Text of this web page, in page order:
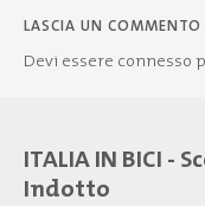
LASCIA UN COMMENTO
Devi essere connesso
ITALIA IN BICI -
Indotto